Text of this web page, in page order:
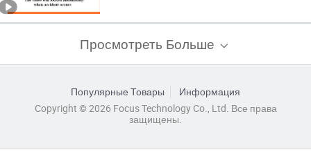
Просмотреть Больше
Популярные Товары
Информация
Copyright © 2026 Focus Technology Co., Ltd. Все права
защищены.